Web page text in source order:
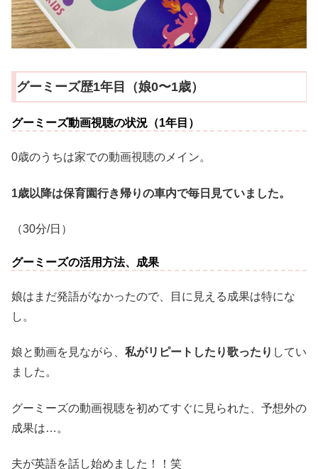
グーミーズ歴1年目（娘0〜1歳）
グーミーズ動画視聴の状況（1年目）
0歳のうちは家での動画視聴のメイン。
1歳以降は保育園行き帰りの車内で毎日見ていました。
（30分/日）
グーミーズの活用方法、成果
娘はまだ発語がなかったので、目に見える成果は特にな
し。
娘と動画を見ながら、 私がリピートしたり歌ったり してい
ました。
グーミーズの動画視聴を初めてすぐに見られた、予想外の
成果は…。
夫が英語を話し始めました！！笑